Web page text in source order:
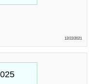
12/22/2021